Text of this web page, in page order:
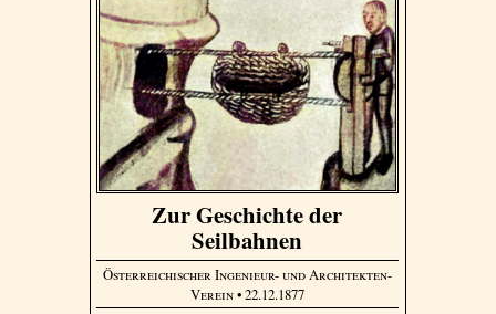
Zur Geschichte der
Seilbahnen
Österreichischer Ingenieur- und Architekten-
Verein• 22.12.1877